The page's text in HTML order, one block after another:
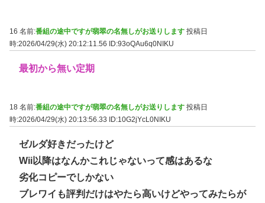
16 名前:番組の途中ですが翡翠の名無しがお送りします 投稿日
時:2026/04/29(水) 20:12:11.56 ID:93oQAu6q0NIKU
最初から無い定期
18 名前:番組の途中ですが翡翠の名無しがお送りします 投稿日
時:2026/04/29(水) 20:13:56.33
ID:10G2jYcL0NIKU
ゼルダ好きだったけど
Wii以降はなんかこれじゃないって感はあるな
劣化コピーでしかない
ブレワイも評判だけはやたら高いけどやってみたらが